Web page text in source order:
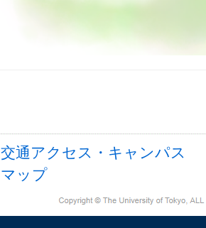
交通アクセス・キャンパス
マップ